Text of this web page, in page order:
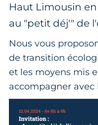
Haut Limousin
au "petit déj'" de
Nous vous
de transition
et les moyens mis
accompagner avec